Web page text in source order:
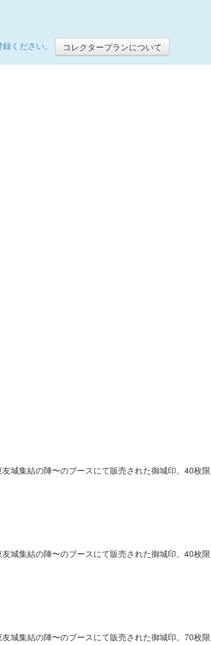
ください。
コレクタープランについて
城集結の陣〜のブースにて販売された御城印。40枚
城集結の陣〜のブースにて販売された御城印。40枚
城集結の陣〜のブースにて販売された御城印。70枚